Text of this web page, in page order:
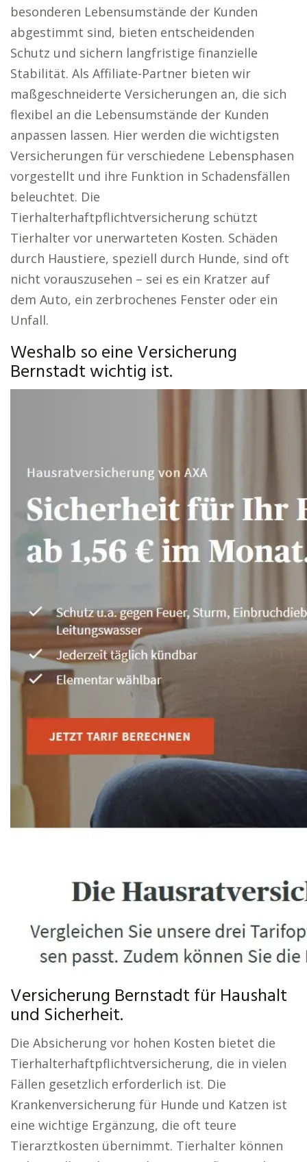
besonderen Lebensumstände der Kunden
abgestimmt sind, bieten entscheidenden
Schutz und sichern langfristige finanzielle
Stabilität. Als Affiliate-Partner bieten wir
maßgeschneiderte Versicherungen an, die sich
flexibel an die Lebensumstände der Kunden
anpassen lassen. Hier werden die wichtigsten
Versicherungen für verschiedene Lebensphasen
vorgestellt und ihre Funktion in Schadensfällen
beleuchtet. Die
Tierhalterhaftpflichtversicherung schützt
Tierhalter vor unerwarteten Kosten. Schäden
durch Haustiere, speziell durch Hunde, sind oft
nicht vorauszusehen – sei es ein Kratzer auf
dem Auto, ein zerbrochenes Fenster oder ein
Unfall.
Weshalb so eine Versicherung
Bernstadt wichtig ist.
Versicherung Bernstadt für Haushalt
und Sicherheit.
Die Absicherung vor hohen Kosten bietet die
Tierhalterhaftpflichtversicherung, die in vielen
Fällen gesetzlich erforderlich ist. Die
Krankenversicherung für Hunde und Katzen ist
eine wichtige Ergänzung, die oft teure
Tierarztkosten übernimmt. Tierhalter können